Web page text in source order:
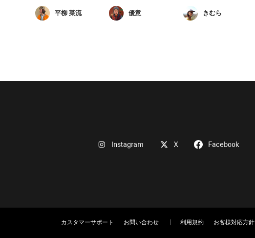
平柳 菜流 優意 きむら
Instagram X Facebook
カスタマーサポート お問い合わせ 利用規約 お客様対応方針